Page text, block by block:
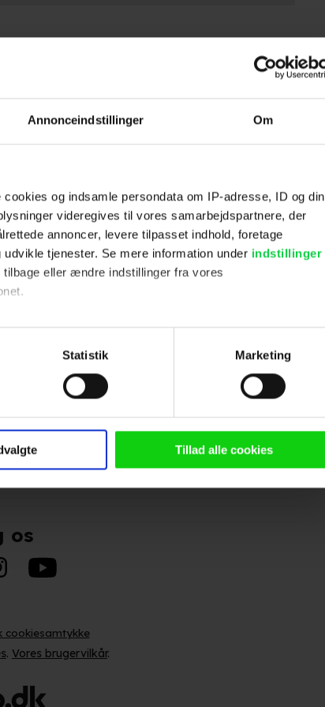
Annonceindstillinger Om
og indsamle persondata om IP-adresse, ID og din
videregives til vores samarbejdspartnere, der
annoncer, levere tilpasset indhold, foretage
tjenester. Se mere information under indstillinger
eller ændre indstillinger fra vores
være nøjagtig inden for få meter
om IP-adresse, ID og din browser til statistik og
der opbevarer og tilgår oplysninger på din
foretage annonce- og indholdsmåling, lave
under indstillinger og i vores persondatapolitik.
nøjagtig inden for få meter
karakteristika (fingerprinting)
Statistik Marketing
Tillad alle cookies
jeg
os
. Vores brugervilkår.